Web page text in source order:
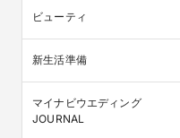
ビューティ
新生活準備
マイナビウエディング
JOURNAL